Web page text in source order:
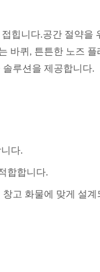
힙니다.공간 절약을
바퀴, 튼튼한 노즈 플
루션을 제공합니다.
다.
합합니다.
고 화물에 맞게 설계
드가 있는 강철 접